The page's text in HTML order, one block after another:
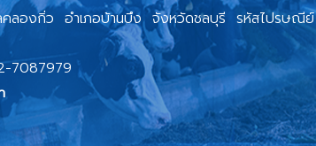
ลองกิ่ว อำเภอบ้านบึง จังหวัดชลบุรี รหัสไปรษณีย์
7087979